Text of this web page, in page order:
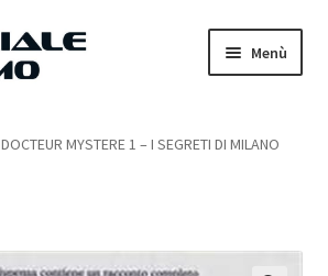
Menù
DOCTEUR MYSTERE 1 – I SEGRETI DI MILANO